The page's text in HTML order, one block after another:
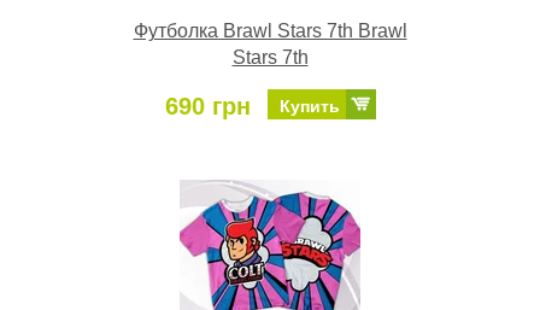
Футболка Brawl Stars 7th Brawl
Stars 7th
690 грн Купить